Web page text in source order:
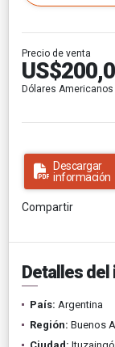
Precio de venta
Dólares Americanos
Descargar
información
Compartir
Detalles
País: Argentina
Región: Buenos